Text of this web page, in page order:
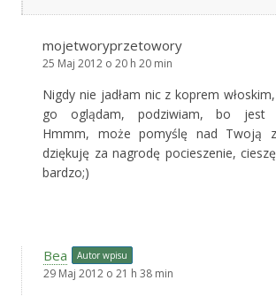
mojetworyprzetowory
25 Maj 2012 o 20 h 20 min
Nigdy nie jadłam nic z koprem
go oglądam, podziwiam, bo jest
Hmmm, może pomyślę nad Twoją
dziękuję za nagrodę pocieszenie,
bardzo;)
Bea Autor wpisu
29 Maj 2012 o 21 h 38 min